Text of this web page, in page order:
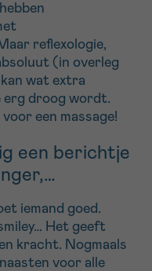
reflexologie,
(in overleg
wat extra
erg droog wordt.
een massage!
een berichtje
iemand goed.
Het geeft
kracht. Nogmaals
voor alle